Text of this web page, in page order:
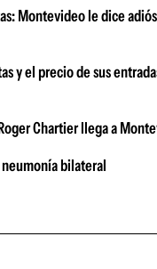
Montevideo le dice
y el precio de sus
Chartier llega a
bilateral